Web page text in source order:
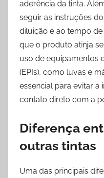
aderência da tinta.
seguir as instruções
diluição e ao tempo
que o produto atinja
uso de equipamentos
(EPIs), como luvas e
essencial para evitar a
contato direto com a
Diferença
outras tintas
Uma das principais